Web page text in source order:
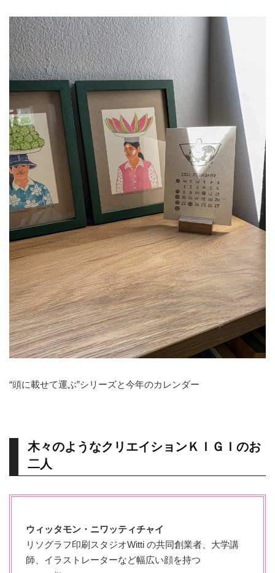
“頭に載せて運ぶ”シリーズと今年のカレンダー
木々のようなクリエイションＫＩＧＩのお
二人
ウィッタモン・ニワッティチャイ
リソグラフ印刷スタジオWitti の共同創業者、大学講
師、イラストレーターなど幅広い顔を持つ